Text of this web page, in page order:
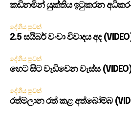
කඩිනමින් යුක්තිය ඉටුකරන
දේශීය පුවත්
2.5 සයිබර් වංචා විවාදය අද
දේශීය පුවත්
හෙට සිට වැඩිවෙන වැස්ස
දේශීය පුවත්
රත්මලාන රත් කළ අත්බෝම්බ